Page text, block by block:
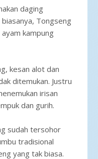
daging
Tongseng
kampung
kesan alot dan
ditemukan. Justru
irisan
dan gurih.
sudah tersohor
tradisional
yang tak biasa.